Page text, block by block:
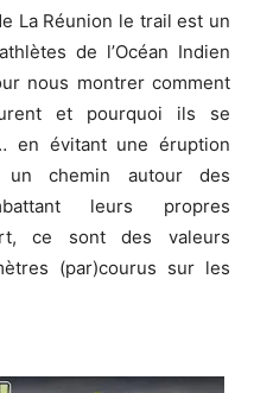
La Réunion le trail est un
de l’Océan Indien
nous montrer comment
et pourquoi ils se
en évitant une éruption
chemin autour des
leurs propres
ce sont des valeurs
(par)courus sur les